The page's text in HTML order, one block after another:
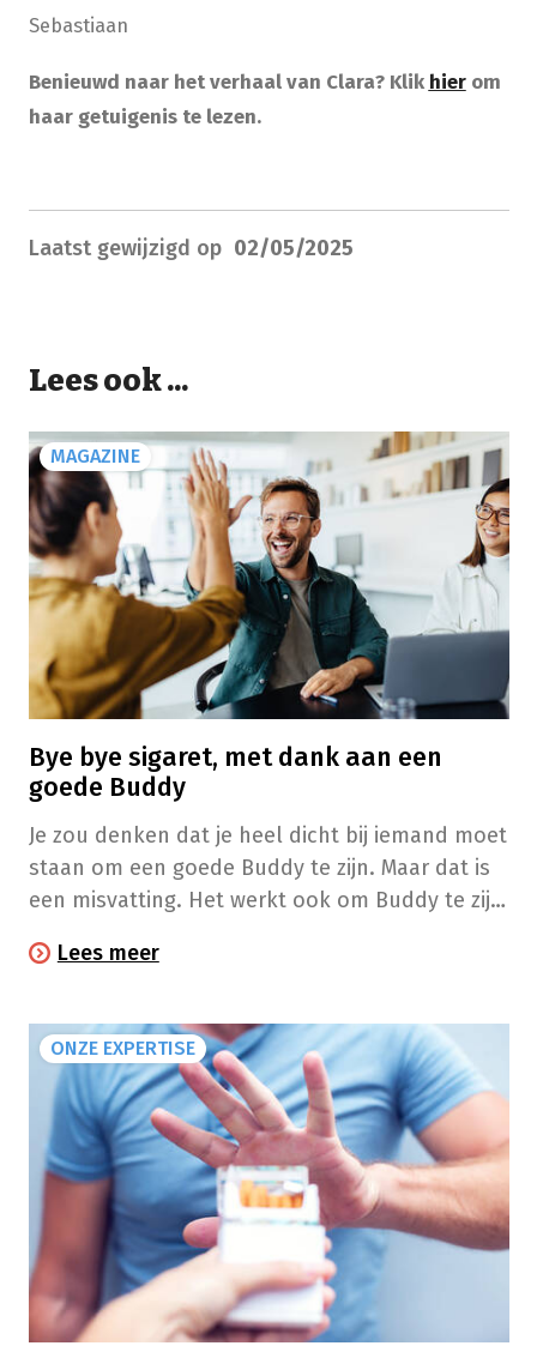
Sebastiaan
Benieuwd naar het verhaal van Clara? Klik hierom
haar getuigenis te lezen.
Laatst gewijzigd op 02/05/2025
Lees ook ...
MAGAZINE
Bye bye sigaret, met dank aan een
goede Buddy
Je zou denken dat je heel dicht bij iemand moet
staan om een goede Buddy te zijn. Maar dat is
een misvatting. Het werkt ook om Buddy te zijn
kent. En het is een win-winsituatie want de
smeedt, zijn van onschatbare waarde. Maar wat
houdt het juist in om een goede Buddy zijn?
Een getuigenis.
Lees meer
ONZE EXPERTISE